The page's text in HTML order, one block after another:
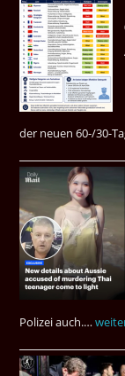
der neuen 60-/30-
Polizei auch.…Ab
Juli